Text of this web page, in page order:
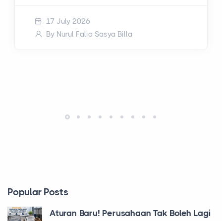
17 July 2026
By Nurul Falia Sasya Billa
Popular Posts
Aturan Baru! Perusahaan Tak Boleh Lagi